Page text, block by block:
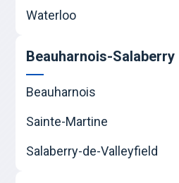
Waterloo
Beauharnois-Salaberry
Beauharnois
Sainte-Martine
Salaberry-de-Valleyfield